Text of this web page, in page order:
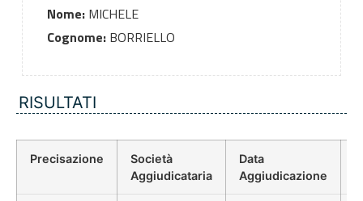
Nome:MICHELE
Cognome:BORRIELLO
RISULTATI
Precisazione
Società
Aggiudicataria
Data
Aggiudicazione